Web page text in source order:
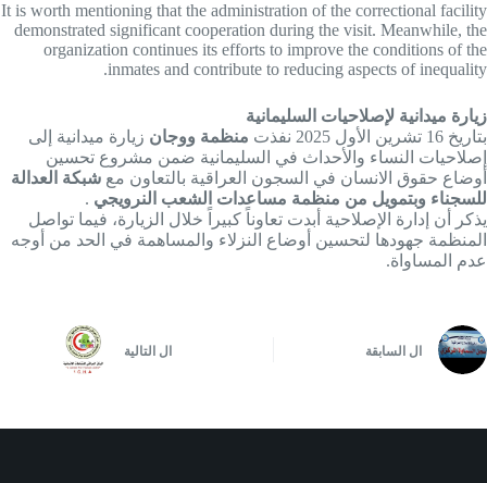
It is worth mentioning that the administration of the correctional facility
demonstrated significant cooperation during the visit. Meanwhile, the
organization continues its efforts to improve the conditions of the
inmates and contribute to reducing aspects of inequality.
زيارة ميدانية لإصلاحيات السليمانية
بتاريخ 16 تشرين الأول 2025 نفذت
منظمة ووجان زيارة ميدانية إلى
إصلاحيات النساء والأحداث في السليمانية ضمن مشروع تحسين
أوضاع حقوق الانسان في السجون العراقية بالتعاون مع شبكة العدالة
للسجناء وبتمويل من منظمة مساعدات الشعب النرويجي .
يذكر أن إدارة الإصلاحية أبدت تعاوناً كبيراً خلال الزيارة، فيما تواصل
المنظمة جهودها لتحسين أوضاع النزلاء والمساهمة في الحد من أوجه
عدم المساواة.
ال السابقة ال التالية